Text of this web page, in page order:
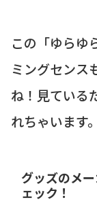
この「ゆらゆ
ミングセンス
ね！見ている
れちゃいます。
グッズのメ
ェック！